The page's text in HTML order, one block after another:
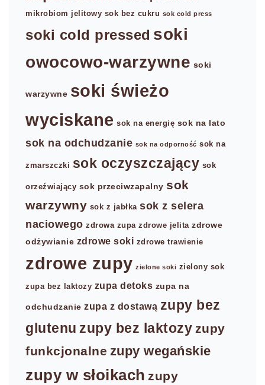
mikrobiom jelitowy sok bez cukru sok cold press
soki cold pressed soki
owocowo-warzywne soki
warzywne soki świeżo
wyciskane sok na energię sok na lato
sok na odchudzanie sok na odporność sok na
zmarszczki sok oczyszczający sok
orzeźwiający sok przeciwzapalny sok
warzywny sok z jabłka sok z selera
naciowego zdrowa zupa zdrowe jelita zdrowe
odżywianie zdrowe soki zdrowe trawienie
zdrowe zupy zielone soki zielony sok
zupa bez laktozy zupa detoks zupa na
odchudzanie zupa z dostawą zupy bez
glutenu zupy bez laktozy zupy
funkcjonalne zupy wegańskie
zupy w słoikach zupy